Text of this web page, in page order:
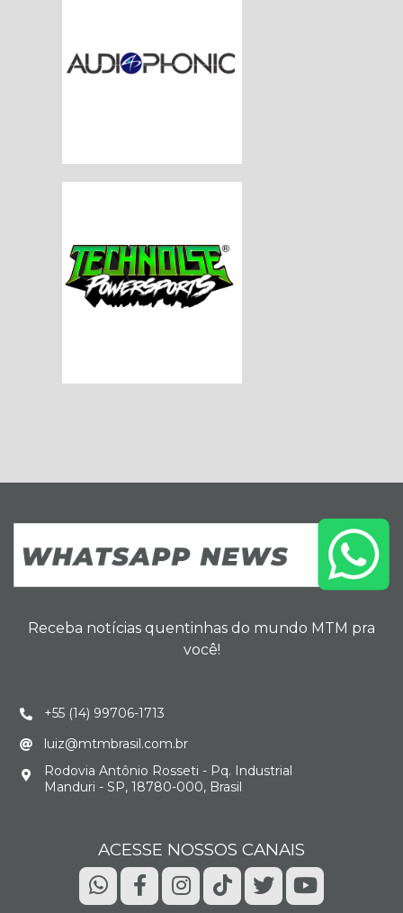
Receba notícias quentinhas do mundo MTM pra
você!
+55 (14) 99706-1713
luiz@mtmbrasil.com.br
Rodovia Antônio Rosseti - Pq. Industrial
Manduri - SP, 18780-000, Brasil
ACESSE NOSSOS CANAIS